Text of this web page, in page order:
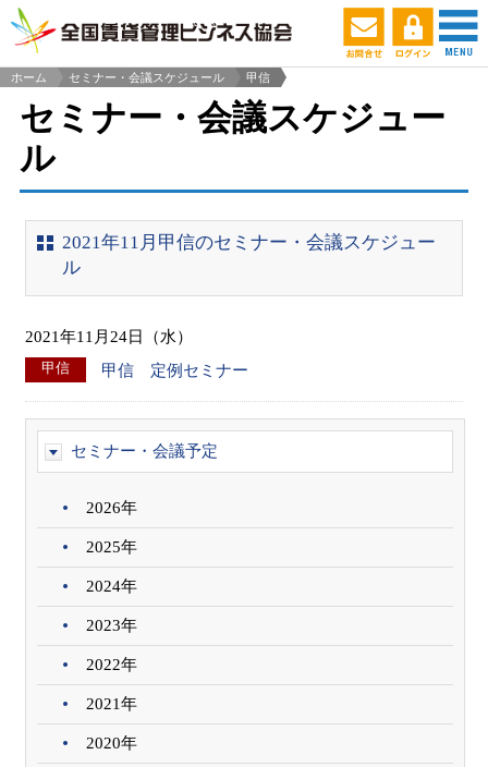
ホーム
セミナー・会議スケジュール
甲信
セミナー・会議スケジュー
ル
2021年11月甲信のセミナー・会議スケジュー
ル
2021年11月24日（水）
甲信 甲信 定例セミナー
セミナー・会議予定
2026年
2025年
2024年
2023年
2022年
2021年
2020年